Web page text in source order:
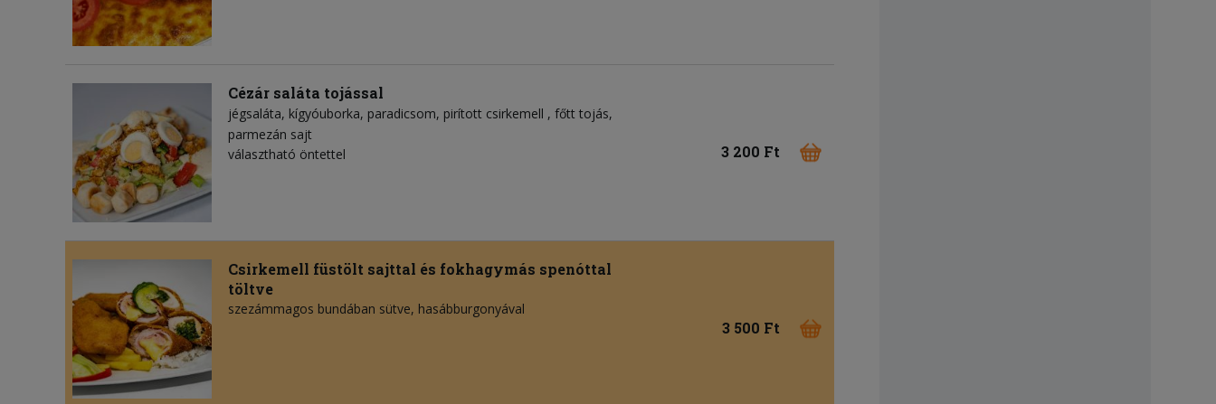
Cézár saláta tojással
jégsaláta kígyóuborka paradicsom pirított csirkemell
főtt tojás
parmezán sajt
választható öntettel
3 200 Ft
Csirkemell füstölt sajttal és fokhagymás spenóttal
töltve
szezámmagos bundában sütve, hasábburgonyával
3 500 Ft